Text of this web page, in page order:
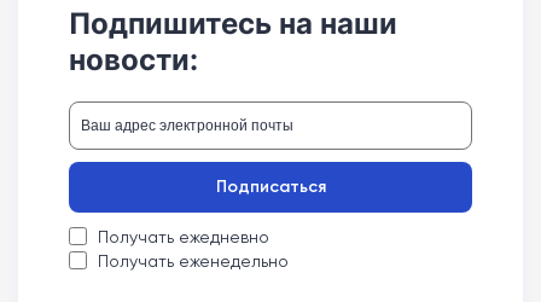
Подпишитесь на наши
новости:
Получать ежедневно
Получать еженедельно
Подписаться